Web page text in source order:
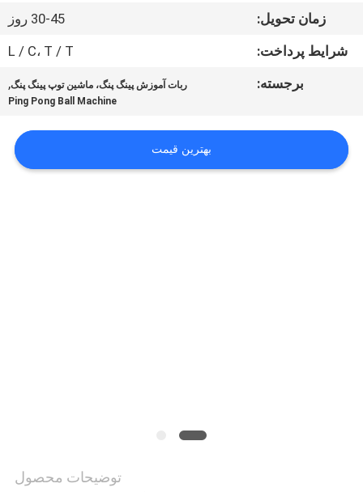
کنترل
کیفیت
تماس
بگیرید
زمان تحویل:
30-45 روز
شرایط پرداخت:
L / C، T / T
برجسته:
ربات آموزش پینگ پنگ، ماشین توپ پینگ پنگ,
Ping Pong Ball Machine
بهترین قیمت
توضیحات محصول